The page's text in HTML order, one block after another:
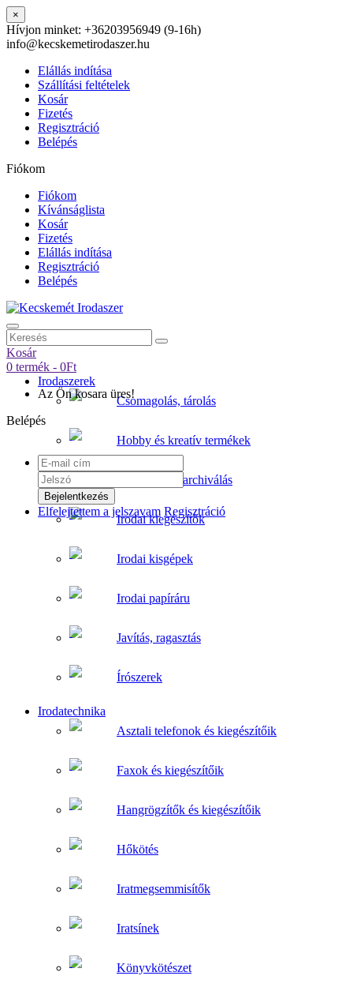
×
Hívjon minket: +36203956949 (9-16h)
info@kecskemetirodaszer.hu
Elállás indítása
Szállítási feltételek
Kosár
Fizetés
Regisztráció
Belépés
Fiókom
Fiókom
Kívánságlista
Kosár
Fizetés
Elállás indítása
Regisztráció
Belépés
Kosár
0 termék - 0Ft
Az Ön kosara üres!
Belépés
Elfelejtettem a jelszavam Regisztráció
Irodaszerek
Csomagolás, tárolás
Hobby és kreatív termékek
Iratrendezés, archiválás
Irodai kiegészítők
Irodai kisgépek
Irodai papíráru
Javítás, ragasztás
Írószerek
Irodatechnika
Asztali telefonok és kiegészítőik
Faxok és kiegészítőik
Hangrögzítők és kiegészítőik
Hőkötés
Iratmegsemmisítők
Iratsínek
Könyvkötészet